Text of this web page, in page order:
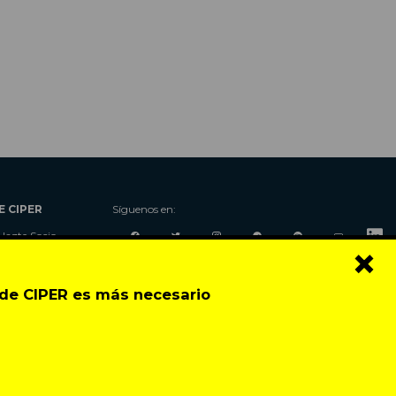
CIPER es más necesario
×
CIPER
Socio
Contacto
Síguenos en: